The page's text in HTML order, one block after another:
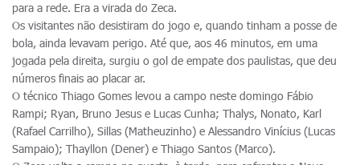
para a rede. Era a virada do Zeca.
Os visitantes não desistiram do jogo e, quando tinham a posse de
bola, ainda levavam perigo. Até que, aos 46 minutos, em uma
jogada pela direita, surgiu o gol de empate dos paulistas, que deu
números finais ao placar ar.
O técnico Thiago Gomes levou a campo neste domingo Fábio
Rampi; Ryan, Bruno Jesus e Lucas Cunha; Thalys, Nonato, Karl
(Rafael Carrilho), Sillas (Matheuzinho) e Alessandro Vinícius (Lucas
Sampaio); Thayllon (Dener) e Thiago Santos (Marco).